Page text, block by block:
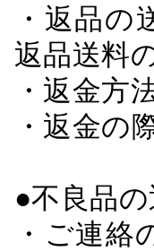
・返品
返品送料
・返金方
・返金の
●不良品
・ご連